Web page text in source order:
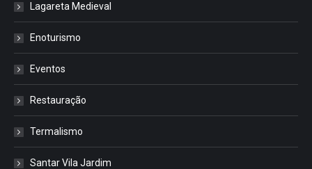
Lagareta Medieval
Enoturismo
Eventos
Restauração
Termalismo
Santar Vila Jardim